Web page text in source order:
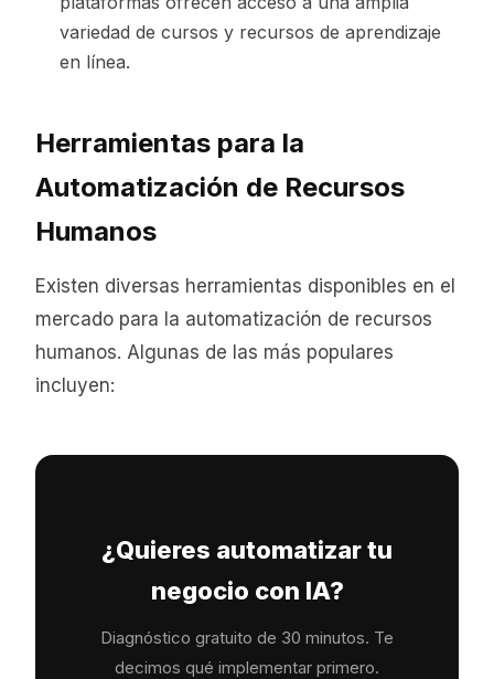
variedad de cursos y recursos de aprendizaje
en línea.
Herramientas para la
Automatización de Recursos
Humanos
Existen diversas herramientas disponibles en el
mercado para la automatización de recursos
humanos. Algunas de las más populares
incluyen:
¿Quieres automatizar tu
negocio con IA?
Diagnóstico gratuito de 30 minutos. Te
decimos qué implementar primero.